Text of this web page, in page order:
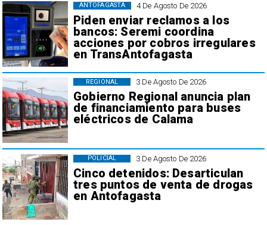
4 De Agosto De 2026
Piden enviar reclamos a los
bancos: Seremi coordina
acciones por cobros irregulares
en TransAntofagasta
ANTOFAGASTA
3 De Agosto De 2026
Gobierno Regional anuncia plan
de financiamiento para buses
eléctricos de Calama
REGIONAL
3 De Agosto De 2026
Cinco detenidos: Desarticulan
tres puntos de venta de drogas
en Antofagasta
POLICIAL